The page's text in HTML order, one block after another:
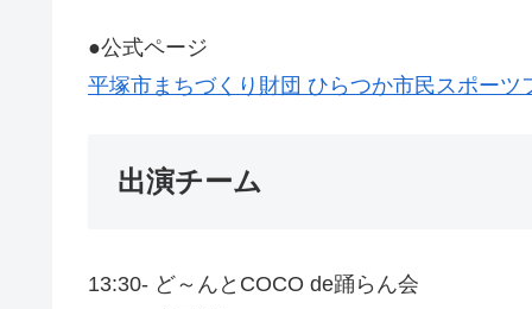
●公式ページ
平塚市まちづくり財団 ひらつか市民スポーツ
出演チーム
13:30- ど～んとCOCO de踊らん会